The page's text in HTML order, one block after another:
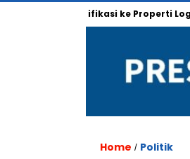
Diversifikasi ke Properti Logistik
Home / Politik